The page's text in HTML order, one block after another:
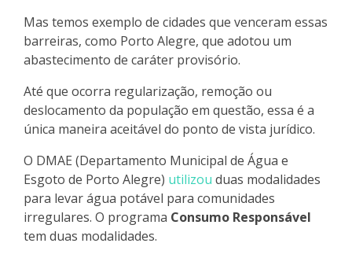
Mas temos exemplo de cidades que venceram essas
barreiras, como Porto Alegre, que adotou um
abastecimento de caráter provisório.
Até que ocorra regularização, remoção ou
deslocamento da população em questão, essa é a
única maneira aceitável do ponto de vista jurídico.
O DMAE (Departamento Municipal de Água e
Esgoto de Porto Alegre) utilizou duas modalidades
para levar água potável para comunidades
irregulares. O programa Consumo Responsável
tem duas modalidades.